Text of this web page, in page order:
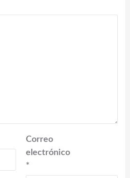
Correo
electrónico
*